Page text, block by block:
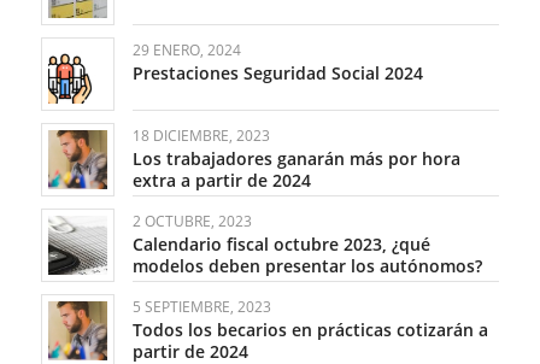
29 ENERO, 2024
Prestaciones Seguridad Social 2024
18 DICIEMBRE, 2023
Los trabajadores ganarán más por hora
extra a partir de 2024
2 OCTUBRE, 2023
Calendario fiscal octubre 2023, ¿qué
modelos deben presentar los autónomos?
5 SEPTIEMBRE, 2023
Todos los becarios en prácticas cotizarán a
partir de 2024